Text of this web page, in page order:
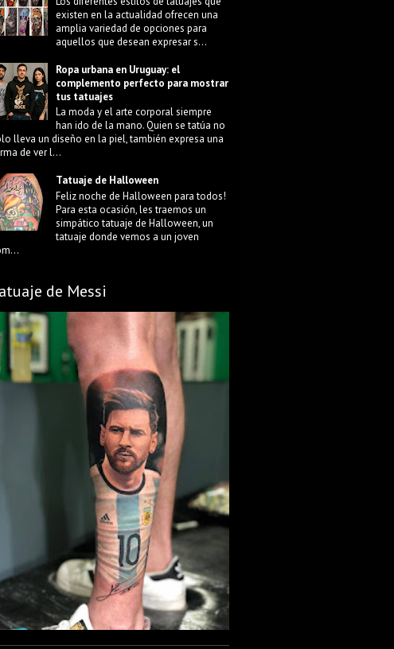
existen en la actualidad ofrecen una
amplia variedad de opciones para
aquellos que desean expresar s...
Ropa urbana en Uruguay: el
complemento perfecto para mostrar
tus tatuajes
La moda y el arte corporal siempre
han ido de la mano. Quien se tatúa no
lleva un diseño en la piel, también expresa una
de ver l...
Tatuaje de Halloween
Feliz noche de Halloween para todos!
Para esta ocasión, les traemos un
simpático tatuaje de Halloween, un
tatuaje donde vemos a un joven
de Messi